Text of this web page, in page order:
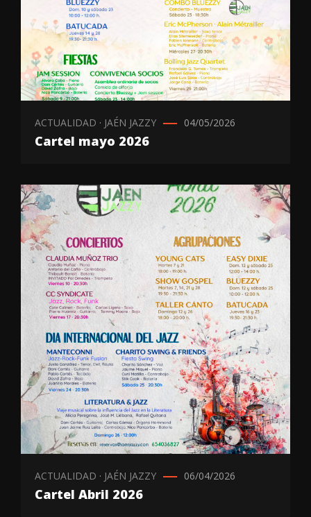
ACTUALIDAD · JAÉN JAZZY 04/05/2026
Cartel mayo 2026
ACTUALIDAD · JAÉN JAZZY 06/04/2026
Cartel Abril 2026